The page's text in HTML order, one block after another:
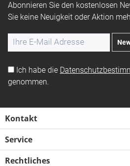
Abonnieren Sie den kostenlosen
Sie keine Neuigkeit oder Aktion
Ich habe die
genommen.
Kontakt
Service
Rechtliches